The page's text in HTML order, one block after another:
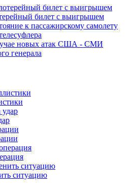
билет с выигрышем
к пассажирскому самолету
новых атак США - СМИ
генерала
ситуацию